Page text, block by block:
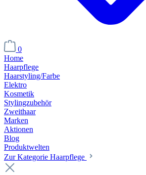
0
Home
Haarpflege
Haarstyling/Farbe
Elektro
Kosmetik
Stylingzubehör
Zweithaar
Marken
Aktionen
Blog
Produktwelten
Zur Kategorie Haarpflege